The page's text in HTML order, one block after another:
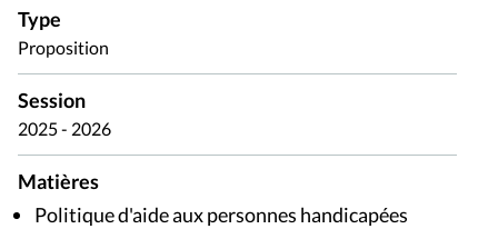
Type
Proposition
Session
2025 - 2026
Matières
Politique d'aide aux personnes handicapées